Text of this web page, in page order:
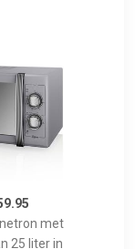
met
25 liter in